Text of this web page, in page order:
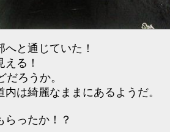
と通じていた！
える！
ろうか。
内は綺麗なままにあるようだ。
ったか！？